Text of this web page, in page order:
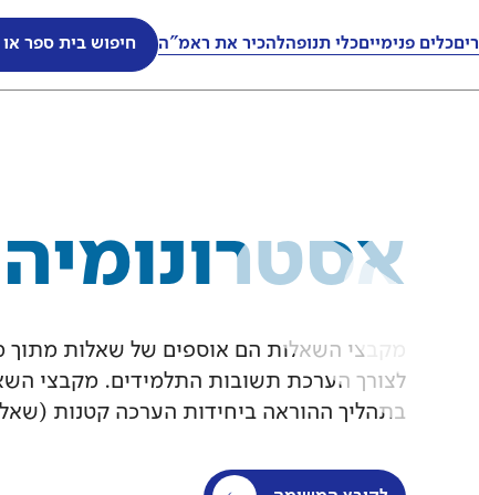
כלים פנימייםכלי תנופהלהכיר את ראמ"ה חיפוש בית ספר כלים פנימייםכלי תנופהלהכיר את ראמ"ה חיפוש בית ספר
אסטרונומיה
מקבצי השאלות הם אוספים של שאלות מתוך
לצורך הערכת תשובות התלמידים. מקבצי
בתהליך ההוראה ביחידות הערכה קטנות